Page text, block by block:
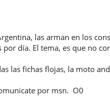
las arman en los
día. El tema, es que no
las fichas flojas, la moto
por msn. O0